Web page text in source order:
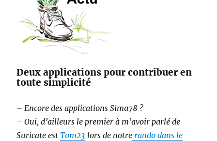
Deux applications pour contribuer en
toute simplicité
– Encore des applications Sima78 ?
– Oui, d’ailleurs le premier à m’avoir parlé de
Suricate estTom23 lors de notre rando dans le